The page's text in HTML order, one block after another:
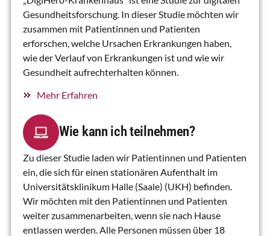
Gesundheitsforschung. In dieser Studie möchten wir
zusammen mit Patientinnen und Patienten
erforschen, welche Ursachen Erkrankungen haben,
wie der Verlauf von Erkrankungen ist und wie wir
Gesundheit aufrechterhalten können.
Mehr Erfahren
Wie kann ich teilnehmen?​
Zu dieser Studie laden wir Patientinnen und Patienten
ein, die sich für einen stationären Aufenthalt im
Universitätsklinikum Halle (Saale) (UKH) befinden.
Wir möchten mit den Patientinnen und Patienten
weiter zusammenarbeiten, wenn sie nach Hause
entlassen werden.Alle Personen müssen über 18